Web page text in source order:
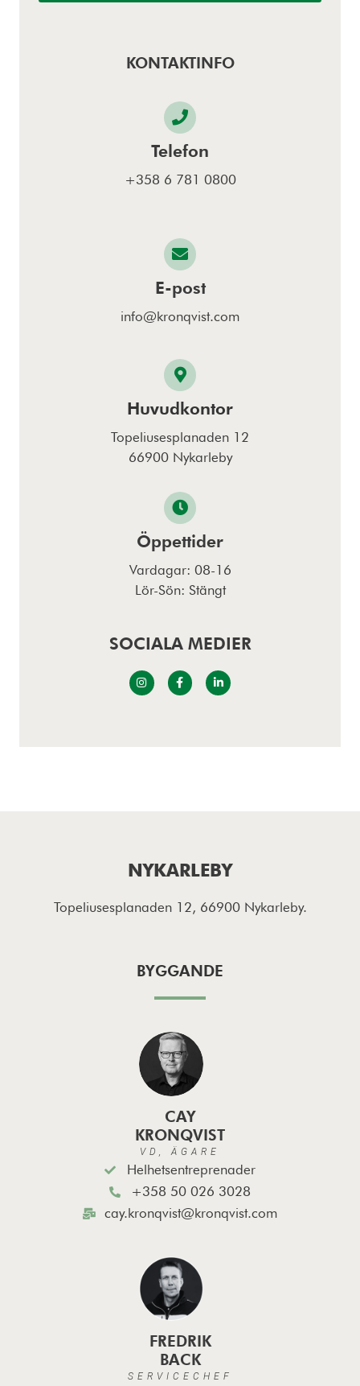
KONTAKTINFO
Telefon
+358 6 781 0800
E-post
info@kronqvist.com
Huvudkontor
Topeliusesplanaden 12
66900 Nykarleby
Öppettider
Vardagar: 08-16
Lör-Sön: Stängt
SOCIALA MEDIER
NYKARLEBY
Topeliusesplanaden 12, 66900 Nykarleby.
BYGGANDE
CAY
KRONQVIST
VD, ÄGARE
Helhetsentreprenader
+358 50 026 3028
cay.kronqvist@kronqvist.com
FREDRIK
BACK
SERVICECHEF